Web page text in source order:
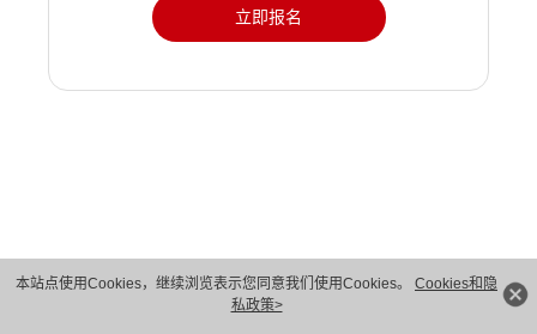
本站点使用Cookies，继续浏览表示您同意我们使用Cookies。 Cookies和隐
私政策>
立即报名
版权所有 © 华为技术有限公司 1998-2026。 保留一切权利。粤A2-20044005号
隐私保护
法律声明